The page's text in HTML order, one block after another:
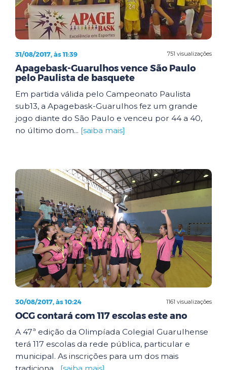
751 visualizações
31/08/2017, às 11:39
Apagebask-Guarulhos vence São Paulo
pelo Paulista de basquete
Em partida válida pelo Campeonato Paulista
sub13, a Apagebask-Guarulhos fez um grande
jogo diante do São Paulo e venceu por 44 a 40,
no último dom... [saiba mais]
1161 visualizações
30/08/2017, às 10:24
OCG contará com 117 escolas este ano
A 47ª edição da Olimpíada Colegial Guarulhense
terá 117 escolas da rede pública, particular e
municipal. As inscrições para um dos mais